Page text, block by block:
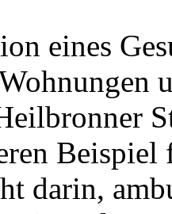
eines
darin,